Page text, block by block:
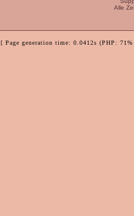
Alle
[ Page generation time: 0.0412s (PHP: